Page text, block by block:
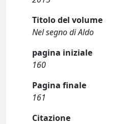
Titolo del volume
Nel segno di Aldo
pagina iniziale
160
Pagina finale
161
Citazione